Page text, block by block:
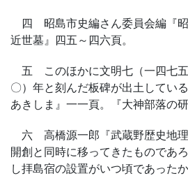
四 昭島市史編さん委員会編『
近世墓』四五～四六頁。
五 このほかに文明七（一四七
〇）年と刻んだ板碑が出土してい
あきしま』一一頁。『大神部落の研
六 高橋源一郎『武蔵野歴史地
開創と同時に移ってきたものであ
し拝島宿の設置がいつ頃であった